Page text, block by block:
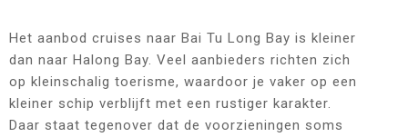
Het aanbod cruises naar Bai Tu Long Bay is kleiner
dan naar Halong Bay. Veel aanbieders richten zich
op kleinschalig toerisme, waardoor je vaker op een
kleiner schip verblijft met een rustiger karakter.
Daar staat tegenover dat de voorzieningen soms